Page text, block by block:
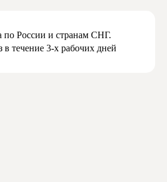
по России и странам СНГ.
в течение 3-х рабочих дней